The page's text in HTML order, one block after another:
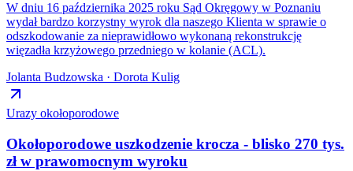
W dniu 16 października 2025 roku Sąd Okręgowy w Poznaniu
wydał bardzo korzystny wyrok dla naszego Klienta w sprawie o
odszkodowanie za nieprawidłowo wykonaną rekonstrukcję
więzadła krzyżowego przedniego w kolanie (ACL).
Jolanta Budzowska · Dorota Kulig
Urazy okołoporodowe
Okołoporodowe uszkodzenie krocza - blisko 270 tys.
zł w prawomocnym wyroku